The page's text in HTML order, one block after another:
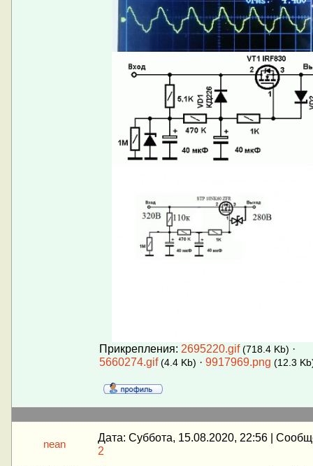
Прикрепления: 2695220.gif (718.4 Kb) ·
5660274.gif (4.4 Kb) · 9917969.png (12.3
nean
Дата: Суббота, 15.08.2020, 22:56 |
2